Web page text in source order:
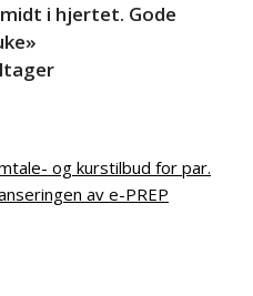
i hjertet. Gode
og kurstilbud for par.
av e-PREP